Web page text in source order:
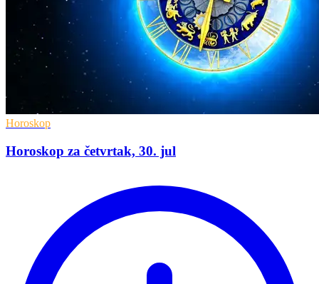
Horoskop
Horoskop za četvrtak, 30. jul